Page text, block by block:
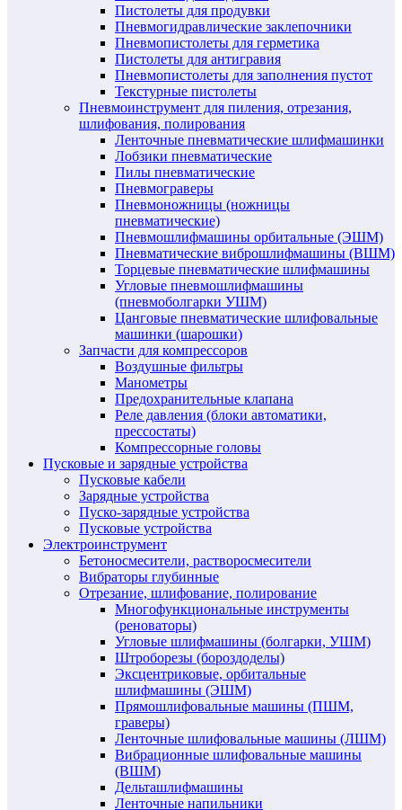
Пистолеты для продувки
Пневмогидравлические заклепочники
Пневмопистолеты для герметика
Пистолеты для антигравия
Пневмопистолеты для заполнения пустот
Текстурные пистолеты
Пневмоинструмент для пиления, отрезания,
шлифования, полирования
Ленточные пневматические шлифмашинки
Лобзики пневматические
Пилы пневматические
Пневмограверы
Пневмоножницы (ножницы
пневматические)
Пневмошлифмашины орбитальные (ЭШМ)
Пневматические виброшлифмашины (ВШМ)
Торцевые пневматические шлифмашины
Угловые пневмошлифмашины
(пневмоболгарки УШМ)
Цанговые пневматические шлифовальные
машинки (шарошки)
Запчасти для компрессоров
Воздушные фильтры
Манометры
Предохранительные клапана
Реле давления (блоки автоматики,
прессостаты)
Компрессорные головы
Пусковые и зарядные устройства
Пусковые кабели
Зарядные устройства
Пуско-зарядные устройства
Пусковые устройства
Электроинструмент
Бетоносмесители, растворосмесители
Вибраторы глубинные
Отрезание, шлифование, полирование
Многофункциональные инструменты
(реноваторы)
Угловые шлифмашины (болгарки, УШМ)
Штроборезы (бороздоделы)
Эксцентриковые, орбитальные
шлифмашины (ЭШМ)
Прямошлифовальные машины (ПШМ,
граверы)
Ленточные шлифовальные машины (ЛШМ)
Вибрационные шлифовальные машины
(ВШМ)
Дельташлифмашины
Ленточные напильники